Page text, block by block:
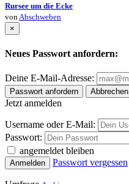
Rursee um die Ecke
vonAbschweben
×
Neues Passwort anfordern:
Deine E-Mail-Adresse:
Passwort anfordern Abbrechen
Jetzt anmelden
Username oder E-Mail:
Passwort:
angemeldet bleiben
Anmelden Passwort vergessen